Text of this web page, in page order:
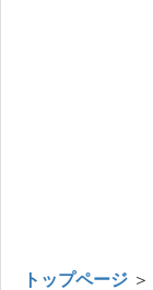
トップページ ＞